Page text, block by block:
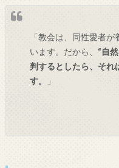
「教会は、同性愛者
います。だから、 “自
判するとしたら、それ
す。
」